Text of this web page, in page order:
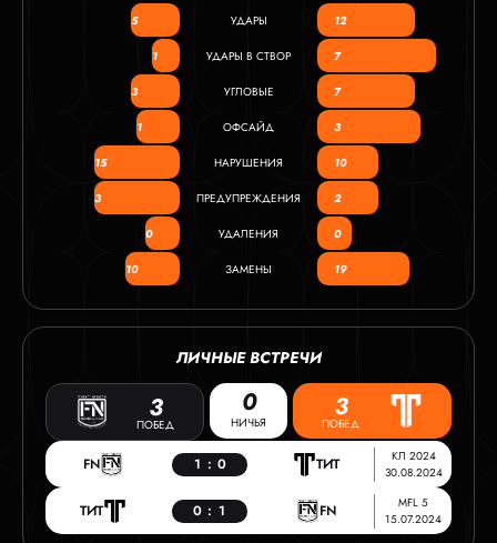
5 УДАРЫ 12
1 УДАРЫ В СТВОР 7
3 УГЛОВЫЕ 7
1 ОФСАЙД 3
15 НАРУШЕНИЯ 10
3 ПРЕДУПРЕЖДЕНИЯ 2
0 УДАЛЕНИЯ 0
10 ЗАМЕНЫ 19
ЛИЧНЫЕ ВСТРЕЧИ
3
ПОБЕД
0
НИЧЬЯ 3
ПОБЕД
КЛ 2024
30.08.2024
FN 1 : 0 ТИТ
MFL 5
15.07.2024
ТИТ 0 : 1 FN